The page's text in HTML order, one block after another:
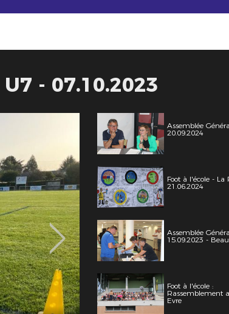
U7 - 07.10.2023
Assemblée
20.09.2024
Foot à l'école - La
21.06.2024
Assemblée
15.09.2023 -
Foot à l'école :
Rassemblement
Evre